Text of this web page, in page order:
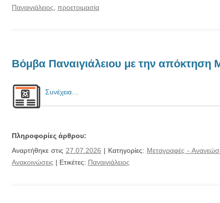
Παναιγιάλειος προετοιμασία
Βόμβα Παναιγιάλειου με την απόκτηση
Συνέχεια…
Πληροφορίες άρθρου:
Αναρτήθηκε στις 27.07.2026 | Κατηγορίες: Μεταγραφές -
Ανακοινώσεις | Ετικέτες: Παναιγιάλειος